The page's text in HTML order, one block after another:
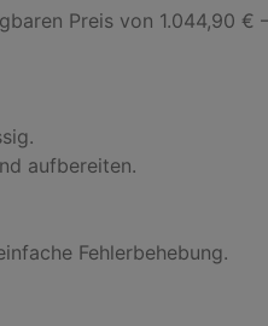
Preis von 1.044,90
aufbereiten.
Fehlerbehebung.